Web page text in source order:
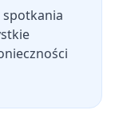
spotkania